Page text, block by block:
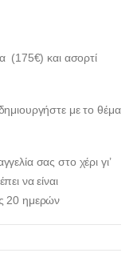
(175€) και ασορτί
με το θέμα
σας στο χέρι γι’
να είναι
20 ημερών